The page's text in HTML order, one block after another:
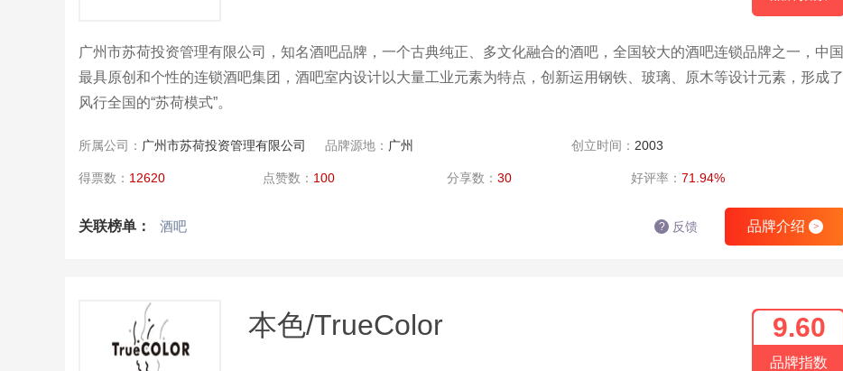
广州市苏荷投资管理有限公司，知名酒吧品牌，一个古典纯正、多文化融合的酒吧，全国较大的酒吧连锁品牌之一，中国
最具原创和个性的连锁酒吧集团，酒吧室内设计以大量工业元素为特点，创新运用钢铁、玻璃、原木等设计元素，形成了
风行全国的“苏荷模式”。
所属公司： 广州市苏荷投资管理有限公司 品牌源地： 广州 创立时间： 2003
得票数： 12620 点赞数： 100 分享数： 30 好评率： 71.94%
关联榜单： 酒吧 品牌介绍 >
? 反馈
本色/TrueColor 9.60
品牌指数